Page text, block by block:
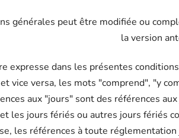
générales peut être modifiée ou
la version
expresse dans les présentes
vice versa, les mots "comprend", "y
aux "jours" sont des références
les jours fériés ou autres jours fériés
les références à toute